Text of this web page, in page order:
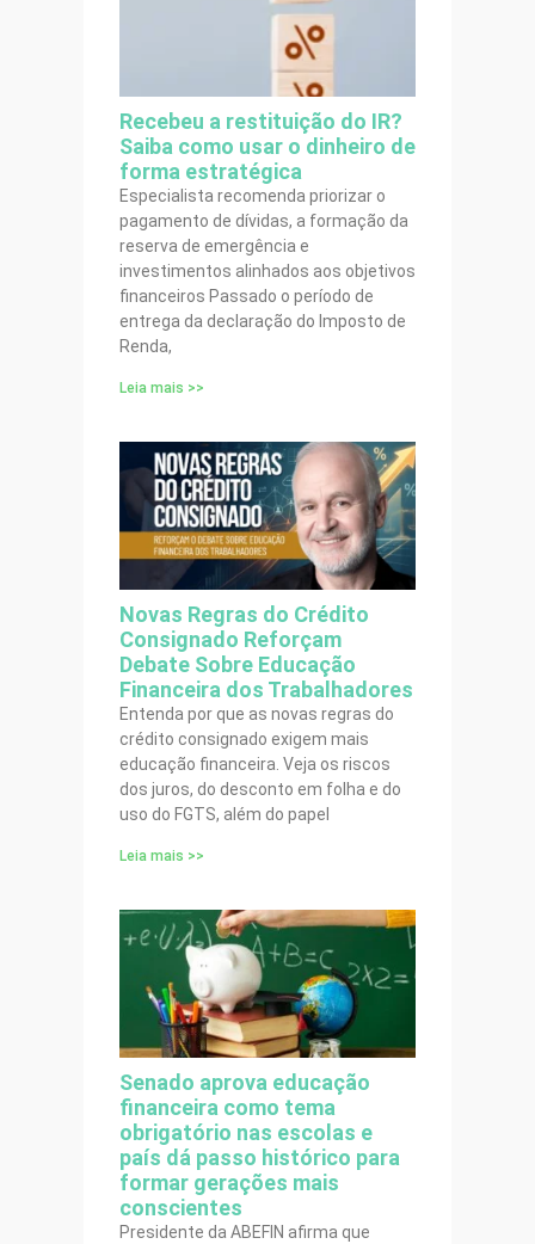
Recebeu a restituição do IR?
Saiba como usar o dinheiro de
forma estratégica
Especialista recomenda priorizar o
pagamento de dívidas, a formação da
reserva de emergência e
investimentos alinhados aos objetivos
financeiros Passado o período de
entrega da declaração do Imposto de
Renda,
Leia mais >>
Novas Regras do Crédito
Consignado Reforçam
Debate Sobre Educação
Financeira dos Trabalhadores
Entenda por que as novas regras do
crédito consignado exigem mais
educação financeira. Veja os riscos
dos juros, do desconto em folha e do
uso do FGTS, além do papel
Leia mais >>
Senado aprova educação
financeira como tema
obrigatório nas escolas e
país dá passo histórico para
formar gerações mais
conscientes
Presidente da ABEFIN afirma que